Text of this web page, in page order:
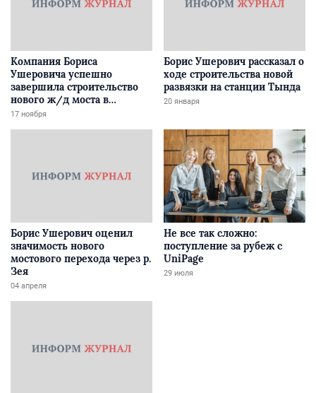
Компания Бориса
Ушеровича успешно
завершила строительство
нового ж/д моста в
Забайкалье
17 ноября
Борис Ушерович рассказал о
ходе строительства новой
развязки на станции Тында
20 января
Борис Ушерович оценил
значимость нового
мостового перехода через р.
Зея
04 апреля
Не все так сложно:
поступление за рубеж с
UniPage
29 июля